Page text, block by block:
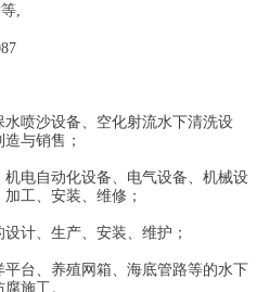
,
喷沙设备、空化射流水下清洗设
与销售；
电自动化设备、电气设备、机械设
工、安装、维修；
计、生产、安装、维护；
台、养殖网箱、海底管路等的水下
施工。